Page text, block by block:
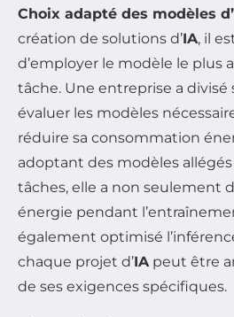
Choix adapté des modèles
création de solutions d’IA, il
d’employer le modèle le plus
tâche. Une entreprise a divisé
évaluer les modèles
réduire sa consommation
adoptant des modèles
tâches, elle a non seulement
énergie pendant
également optimisé
chaque projet d’IApeut être
de ses exigences spécifiques.